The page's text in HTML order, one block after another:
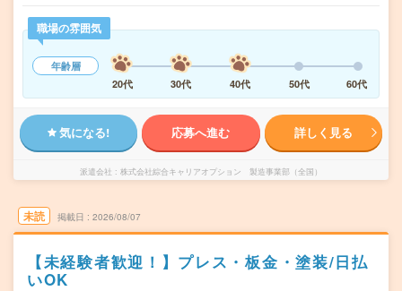
職場の雰囲気
年齢層
20代
30代 40代 50代 60代
気になる! 応募へ進む 詳しく見る
派遣会社 株式会社綜合キャリアオプション 製造事業部（全国）
未読 掲載日 2026/08/07
【未経験者歓迎！】プレス・板金・塗装/日払
いOK